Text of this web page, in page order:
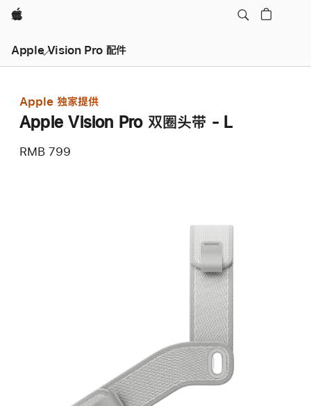
Apple
Apple Vision Pro 配件
Apple 独家提供
Apple Vision Pro 双圈头带 - L
RMB 799